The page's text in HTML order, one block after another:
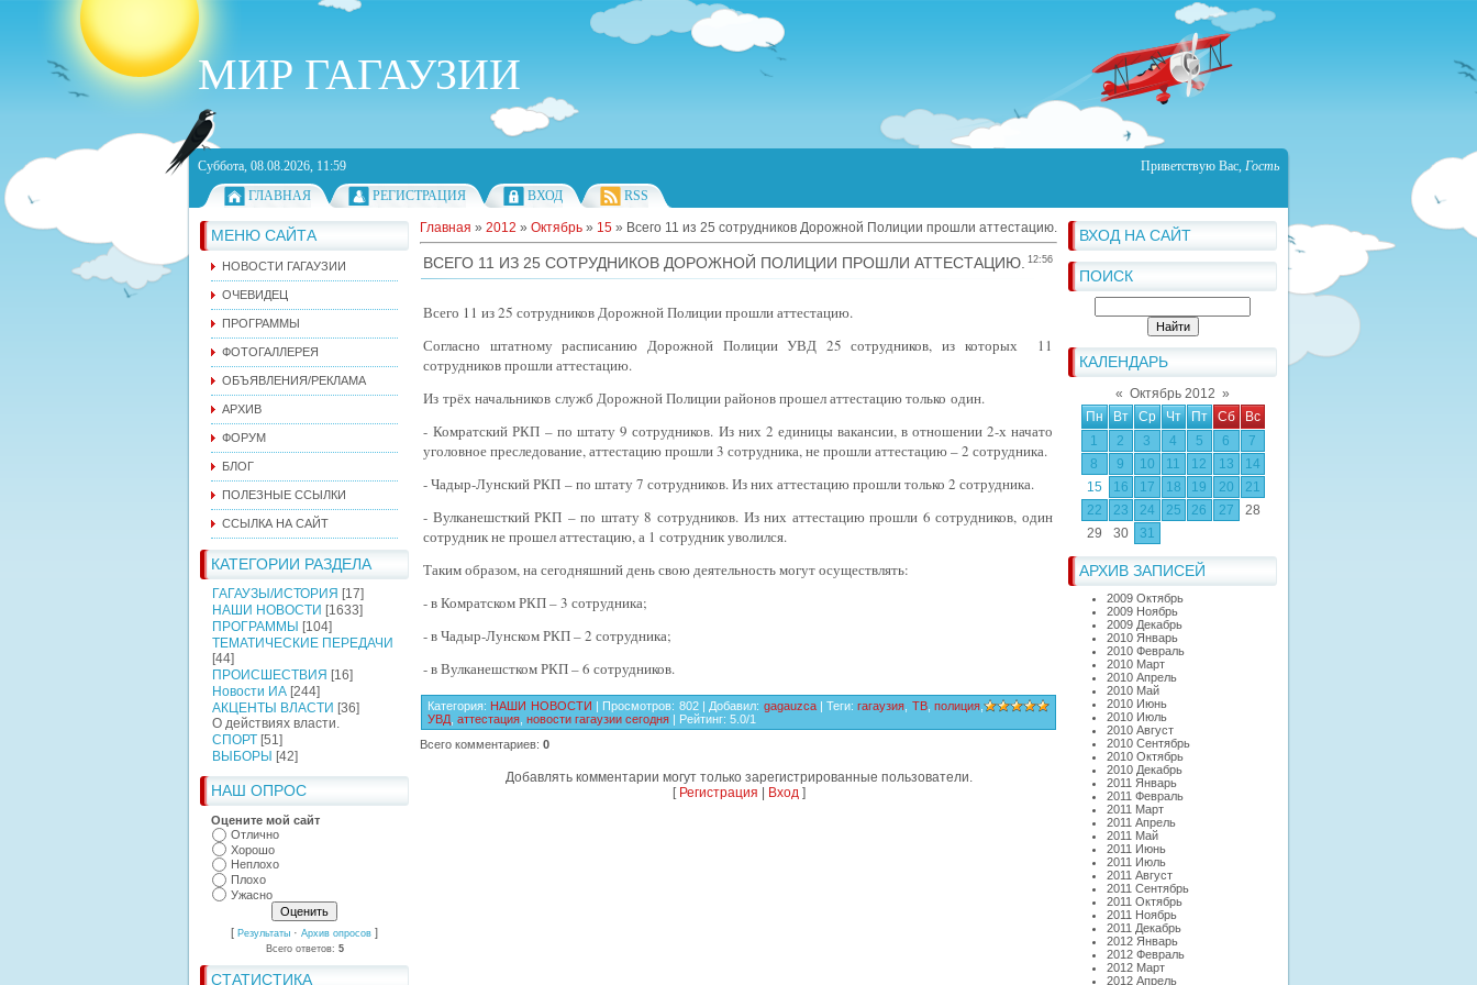
МИР ГАГАУЗИИ
Суббота, 08.08.2026, 11:59 Приветствую Вас, Гость
ГЛАВНАЯ
РЕГИСТРАЦИЯ ВХОД RSS
МЕНЮ САЙТА
НОВОСТИ ГАГАУЗИИ
ОЧЕВИДЕЦ
ПРОГРАММЫ
ФОТОГАЛЛЕРЕЯ
ОБЪЯВЛЕНИЯ/РЕКЛАМА
АРХИВ
ФОРУМ
БЛОГ
ПОЛЕЗНЫЕ ССЫЛКИ
ССЫЛКА НА САЙТ
КАТЕГОРИИ РАЗДЕЛА
ГАГАУЗЫ/ИСТОРИЯ [17]
НАШИ НОВОСТИ [1633]
ПРОГРАММЫ [104]
ТЕМАТИЧЕСКИЕ ПЕРЕДАЧИ
[44]
ПРОИСШЕСТВИЯ [16]
Новости ИА [244]
АКЦЕНТЫ ВЛАСТИ [36]
О действиях власти.
СПОРТ [51]
ВЫБОРЫ [42]
НАШ ОПРОС
Оцените мой сайт
Отлично
Хорошо
Неплохо
Плохо
Ужасно
[ Результаты · Архив опросов ]
Всего ответов: 5
СТАТИСТИКА
ВХОД НА САЙТ
ПОИСК
КАЛЕНДАРЬ
« Октябрь 2012 »
Пн
Вт Ср Чт Пт Сб
Вс
1
2 3 4 5 6
7
8
9 10 11 12 13
14
15
16 17 18 19 20
21
22
23 24 25 26 27
28
29
30 31
АРХИВ ЗАПИСЕЙ
2009 Октябрь
2009 Ноябрь
2009 Декабрь
2010 Январь
2010 Февраль
2010 Март
2010 Апрель
2010 Май
2010 Июнь
2010 Июль
2010 Август
2010 Сентябрь
2010 Октябрь
2010 Декабрь
2011 Январь
2011 Февраль
2011 Март
2011 Апрель
2011 Май
2011 Июнь
2011 Июль
2011 Август
2011 Сентябрь
2011 Октябрь
2011 Ноябрь
2011 Декабрь
2012 Январь
2012 Февраль
2012 Март
2012 Апрель
Главная » 2012 » Октябрь » 15 » Всего 11 из 25 сотрудников Дорожной Полиции прошли аттестацию.
12:56
ВСЕГО 11 ИЗ 25 СОТРУДНИКОВ ДОРОЖНОЙ ПОЛИЦИИ ПРОШЛИ АТТЕСТАЦИЮ.
Всего 11 из 25 сотрудников Дорожной Полиции прошли аттестацию.
Согласно штатному расписанию Дорожной Полиции УВД 25 сотрудников, из которых 11
сотрудников прошли аттестацию.
Из трёх начальников служб Дорожной Полиции районов прошел аттестацию только один.
- Комратский РКП – по штату 9 сотрудников. Из них 2 единицы вакансии, в отношении 2-х начато
уголовное преследование, аттестацию прошли 3 сотрудника, не прошли аттестацию – 2 сотрудника.
- Чадыр-Лунский РКП – по штату 7 сотрудников. Из них аттестацию прошли только 2 сотрудника.
- Вулканешсткий РКП – по штату 8 сотрудников. Из них аттестацию прошли 6 сотрудников, один
сотрудник не прошел аттестацию, а 1 сотрудник уволился.
Таким образом, на сегодняшний день свою деятельность могут осуществлять:
- в Комратском РКП – 3 сотрудника;
- в Чадыр-Лунском РКП – 2 сотрудника;
- в Вулканешстком РКП – 6 сотрудников.
Категория: НАШИ НОВОСТИ | Просмотров: 802| Добавил: gagauzca |Теги: гагаузия ТВ,полиция ,
УВД аттестация новости гагаузии сегодня | Рейтинг: 5.0/1
Всего комментариев: 0
Добавлять комментарии могут только зарегистрированные пользователи.
[ Регистрация Вход]